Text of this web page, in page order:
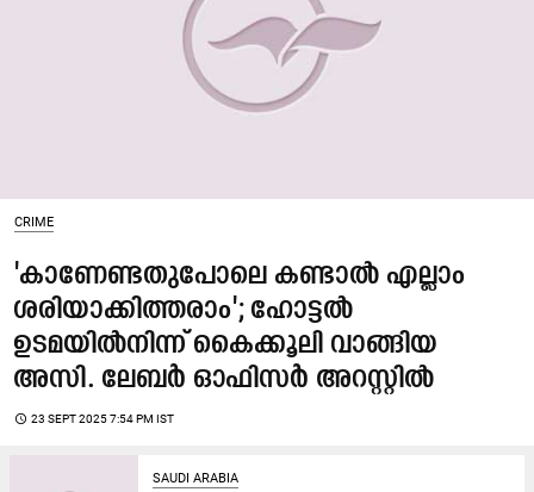
CRIME
'കാണേണ്ടതുപോലെ കണ്ടാല്‍ എല്ലാം
ശരിയാക്കിത്തരാം'; ഹോട്ടല്‍
ഉടമയില്‍നിന്ന് കൈക്കൂലി വാങ്ങിയ
അസി. ലേബര്‍ ഓഫിസര്‍ അറസ്റ്റില്‍
access_time 23 SEPT 2025 7:54 PM IST
SAUDI ARABIA